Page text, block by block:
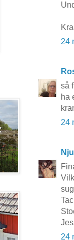
24
så
ha
24
24